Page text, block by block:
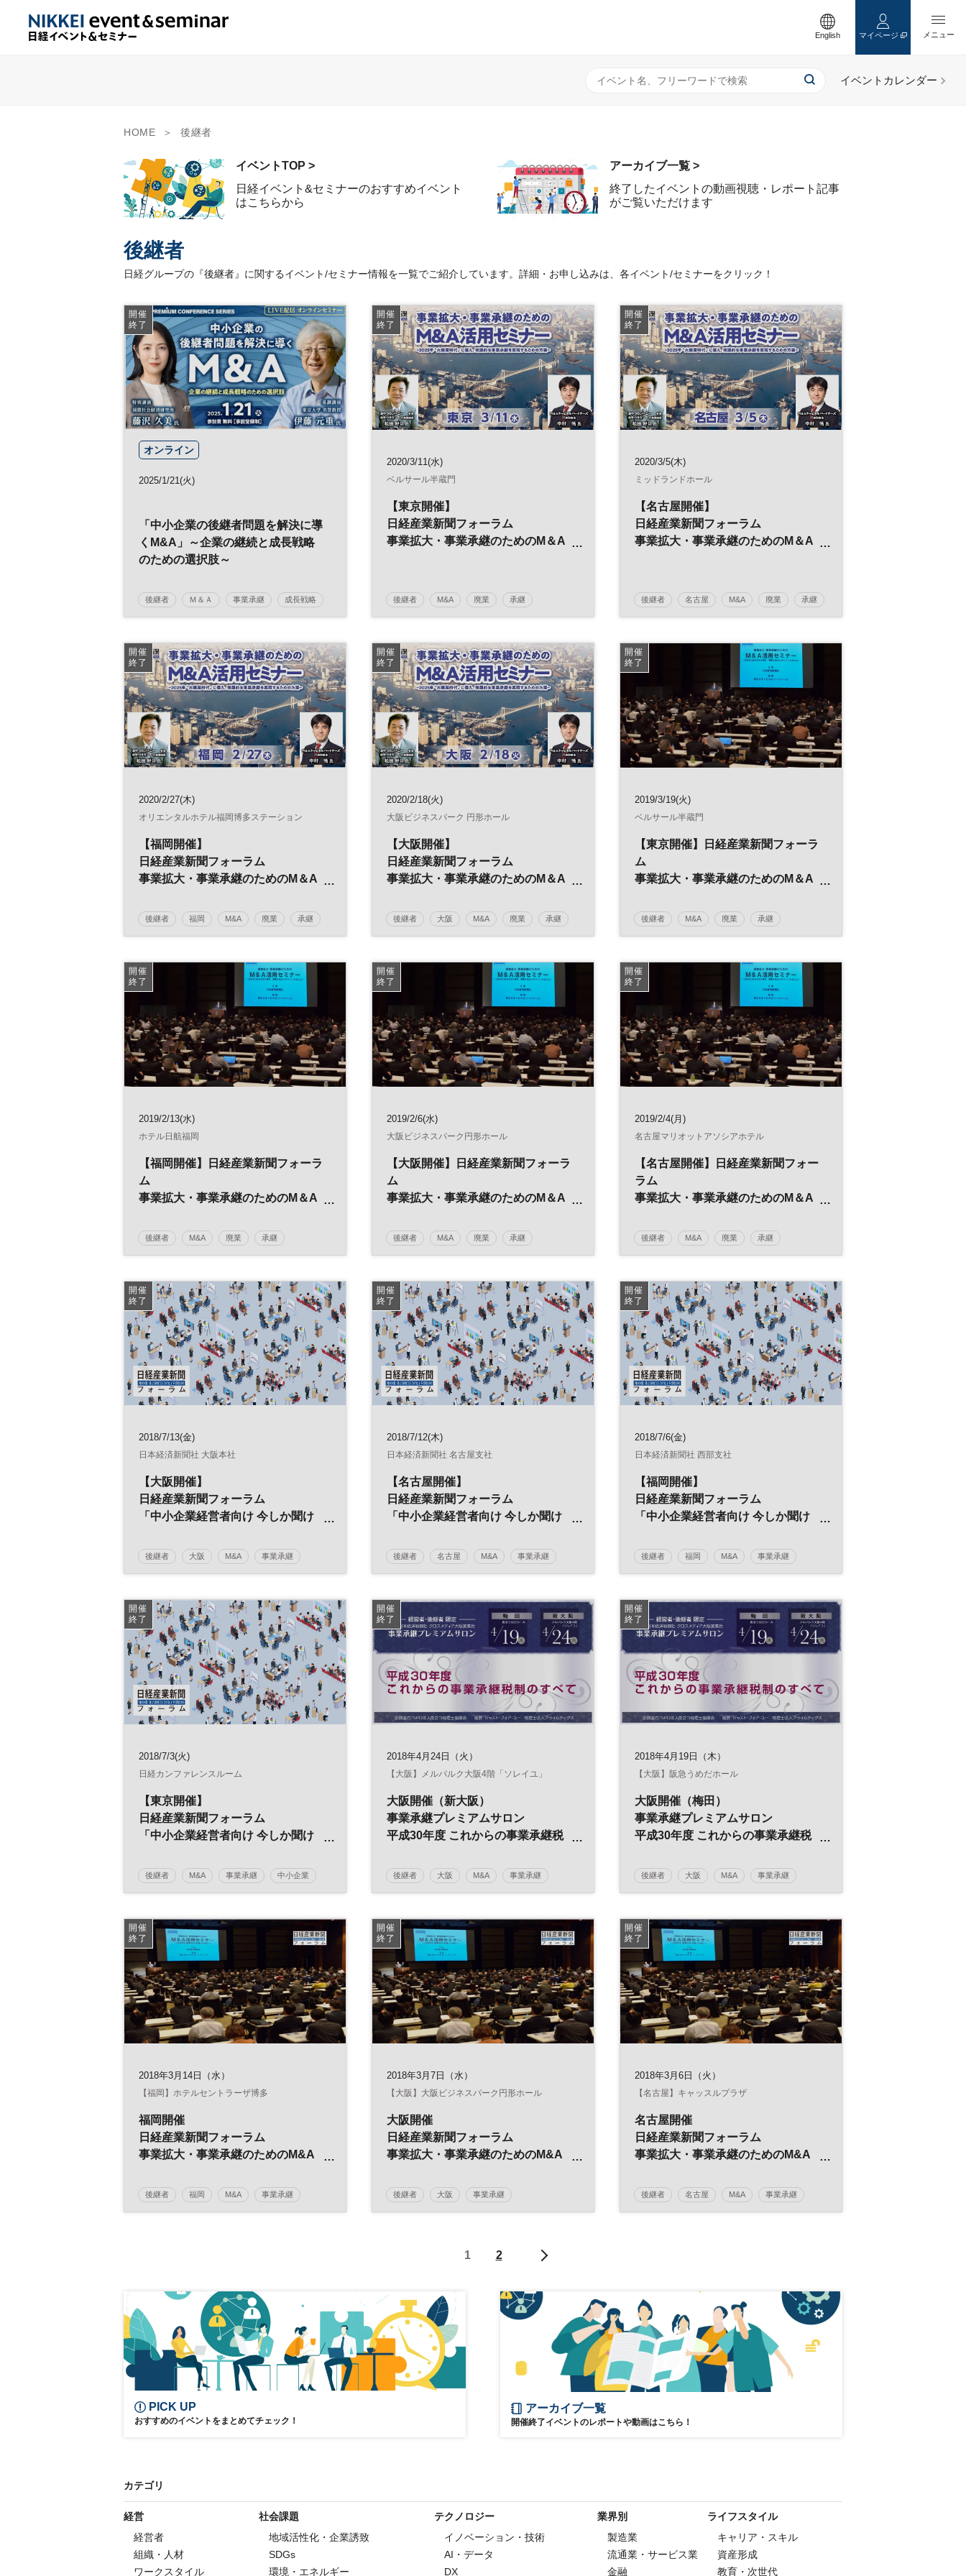
English マイページ
HOME 後継者
イベントTOP >
日経イベント&セミナーのおすすめイベント
はこちらから
アーカイブ一覧 >
終了したイベントの動画視聴・レポート記事
がご覧いただけます
後継者
日経グループの『後継者』に関するイベント/セミナー情報を一覧でご紹介しています。詳細・お申し込みは、各イベント/セミナーをクリック！
開催
終了
オンライン
2025/1/21(火)
「中小企業の後継者問題を解決に導
くM&A」～企業の継続と成長戦略
のための選択肢～
後継者 Ｍ＆Ａ 事業承継 成長戦略
日経メッセプレミアム・カンファレンス・シリー
ズ
日経プレミアム・カンファレンス・シリーズ
開催
終了
2020/3/11(水)
ベルサール半蔵門
【東京開催】
日経産業新聞フォーラム
事業拡大・事業承継のためのM＆A
後継者 M&A 廃業 承継
日経産業新聞フォーラム
開催
終了
2020/3/5(木)
ミッドランドホール
【名古屋開催】
日経産業新聞フォーラム
事業拡大・事業承継のためのM＆A
後継者 名古屋 M&A 廃業 承継
日経産業新聞フォーラム
開催
終了
2020/2/27(木)
オリエンタルホテル福岡博多ステーション
【福岡開催】
日経産業新聞フォーラム
事業拡大・事業承継のためのM＆A
後継者 福岡 M&A 廃業 承継
日経産業新聞フォーラム
開催
終了
2020/2/18(火)
大阪ビジネスパーク 円形ホール
【大阪開催】
日経産業新聞フォーラム
事業拡大・事業承継のためのM＆A
後継者 大阪 M&A 廃業 承継
日経産業新聞フォーラム
開催
終了
2019/3/19(火)
ベルサール半蔵門
【東京開催】日経産業新聞フォーラ
ム
事業拡大・事業承継のためのM＆A
～次世代に会社を引き継ぎ、事業を
拡大させていくためには～
後継者 M&A 廃業 承継
開催
終了
2019/2/13(水)
ホテル日航福岡
【福岡開催】日経産業新聞フォーラ
ム
事業拡大・事業承継のためのM＆A
～次世代に会社を引き継ぎ、事業を
拡大させていくためには～
後継者 M&A 廃業 承継
開催
終了
2019/2/6(水)
大阪ビジネスパーク円形ホール
【大阪開催】日経産業新聞フォーラ
ム
事業拡大・事業承継のためのM＆A
～次世代に会社を引き継ぎ、事業を
拡大させていくためには～
後継者 M&A 廃業 承継
開催
終了
2019/2/4(月)
名古屋マリオットアソシアホテル
【名古屋開催】日経産業新聞フォー
ラム
事業拡大・事業承継のためのM＆A
～次世代に会社を引き継ぎ、事業を
拡大させていくためには～
後継者 M&A 廃業 承継
開催
終了
2018/7/13(金)
日本経済新聞社 大阪本社
【大阪開催】
日経産業新聞フォーラム
「中小企業経営者向け 今しか聞け
事業承継M&A準備セミナー（入門
編）」
後継者 大阪 M&A 事業承継
日経産業新聞フォーラム
開催
終了
2018/7/12(木)
日本経済新聞社 名古屋支社
【名古屋開催】
日経産業新聞フォーラム
「中小企業経営者向け 今しか聞け
事業承継M&A準備セミナー（入門
編）」
後継者 名古屋 M&A 事業承継
日経産業新聞フォーラム
開催
終了
2018/7/6(金)
日本経済新聞社 西部支社
【福岡開催】
日経産業新聞フォーラム
「中小企業経営者向け 今しか聞け
事業承継M&A準備セミナー（入門
編）」
後継者 福岡 M&A 事業承継
日経産業新聞フォーラム
開催
終了
2018/7/3(火)
日経カンファレンスルーム
【東京開催】
日経産業新聞フォーラム
「中小企業経営者向け 今しか聞け
事業承継M&A準備セミナー（入門
編）」
後継者 M&A 事業承継 中小企業
日経産業新聞フォーラム
開催
終了
2018年4月24日（火）
【大阪】メルパルク大阪4階「ソレイユ」
大阪開催（新大阪）
事業承継プレミアムサロン
平成30年度 これからの事業承継税
後継者 大阪 M&A 事業承継
開催
終了
2018年4月19日（木）
【大阪】阪急うめだホール
大阪開催（梅田）
事業承継プレミアムサロン
平成30年度 これからの事業承継税
後継者 大阪 M&A 事業承継
開催
終了
2018年3月14日（水）
【福岡】ホテルセントラーザ博多
福岡開催
日経産業新聞フォーラム
事業拡大・事業承継のためのM&A
後継者 福岡 M&A 事業承継
開催
終了
2018年3月7日（水）
【大阪】大阪ビジネスパーク円形ホール
大阪開催
日経産業新聞フォーラム
事業拡大・事業承継のためのM&A
後継者 大阪 事業承継
開催
終了
2018年3月6日（火）
【名古屋】キャッスルプラザ
名古屋開催
日経産業新聞フォーラム
事業拡大・事業承継のためのM&A
後継者 名古屋 M&A 事業承継
1 2
PICK UP
おすすめのイベントをまとめてチェック！
アーカイブ一覧
開催終了イベントのレポートや動画はこちら！
カテゴリ
経営
経営者
組織・人材
ワークスタイル
社会課題
地域活性化・企業誘致
SDGs
環境・エネルギー
テクノロジー
イノベーション・技術
AI・データ
DX
業界別
製造業
流通業・サービス業
金融
ライフスタイル
キャリア・スキル
資産形成
教育・次世代